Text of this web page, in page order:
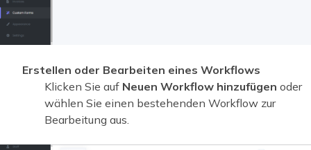
Erstellen oder Bearbeiten eines Workflows
Klicken Sie auf Neuen Workflow hinzufügen oder
wählen Sie einen bestehenden Workflow zur
Bearbeitung aus.